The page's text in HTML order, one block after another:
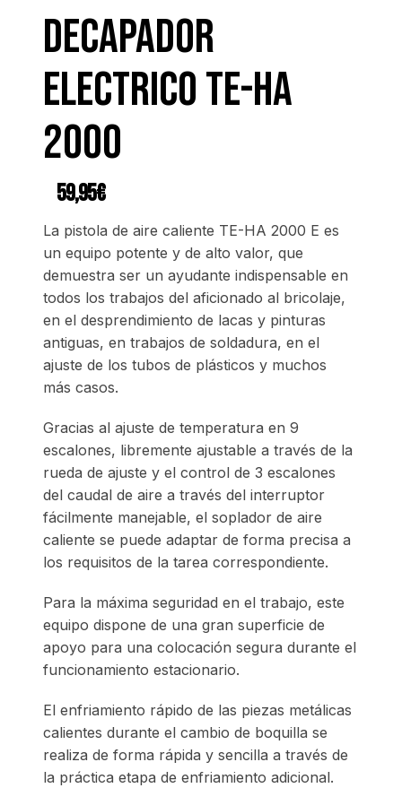
Decapador
electrico TE-HA
2000
59,95€
La pistola de aire caliente TE-HA 2000 E es
un equipo potente y de alto valor, que
demuestra ser un ayudante indispensable en
todos los trabajos del aficionado al bricolaje,
en el desprendimiento de lacas y pinturas
antiguas, en trabajos de soldadura, en el
ajuste de los tubos de plásticos y muchos
más casos.
Gracias al ajuste de temperatura en 9
escalones, libremente ajustable a través de la
rueda de ajuste y el control de 3 escalones
del caudal de aire a través del interruptor
fácilmente manejable, el soplador de aire
caliente se puede adaptar de forma precisa a
los requisitos de la tarea correspondiente.
Para la máxima seguridad en el trabajo, este
equipo dispone de una gran superficie de
apoyo para una colocación segura durante el
funcionamiento estacionario.
El enfriamiento rápido de las piezas metálicas
calientes durante el cambio de boquilla se
realiza de forma rápida y sencilla a través de
la práctica etapa de enfriamiento adicional.